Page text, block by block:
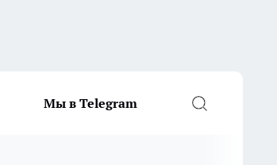
Мы в Telegram